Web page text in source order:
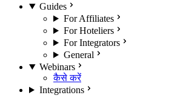
Guides
For Affiliates
For Hoteliers
For Integrators
General
Webinars
कैसे करें
Integrations